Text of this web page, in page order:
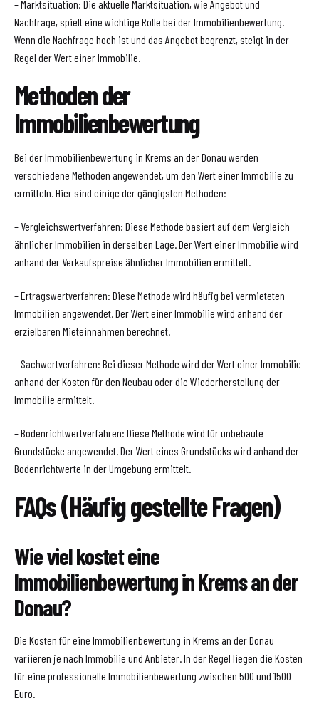
– Marktsituation: Die aktuelle Marktsituation, wie Angebot und
Nachfrage, spielt eine wichtige Rolle bei der Immobilienbewertung.
Wenn die Nachfrage hoch ist und das Angebot begrenzt, steigt in der
Regel der Wert einer Immobilie.
Methoden der
Immobilienbewertung
Bei der Immobilienbewertung in Krems an der Donau werden
verschiedene Methoden angewendet, um den Wert einer Immobilie zu
ermitteln. Hier sind einige der gängigsten Methoden:
– Vergleichswertverfahren: Diese Methode basiert auf dem Vergleich
ähnlicher Immobilien in derselben Lage. Der Wert einer Immobilie wird
anhand der Verkaufspreise ähnlicher Immobilien ermittelt.
– Ertragswertverfahren: Diese Methode wird häufig bei vermieteten
Immobilien angewendet. Der Wert einer Immobilie wird anhand der
erzielbaren Mieteinnahmen berechnet.
– Sachwertverfahren: Bei dieser Methode wird der Wert einer Immobilie
anhand der Kosten für den Neubau oder die Wiederherstellung der
Immobilie ermittelt.
– Bodenrichtwertverfahren: Diese Methode wird für unbebaute
Grundstücke angewendet. Der Wert eines Grundstücks wird anhand der
Bodenrichtwerte in der Umgebung ermittelt.
FAQs (Häufig gestellte Fragen)
Wie viel kostet eine
Immobilienbewertung in Krems an der
Donau?
Die Kosten für eine Immobilienbewertung in Krems an der Donau
variieren je nach Immobilie und Anbieter. In der Regel liegen die Kosten
für eine professionelle Immobilienbewertung zwischen 500 und 1500
Euro.